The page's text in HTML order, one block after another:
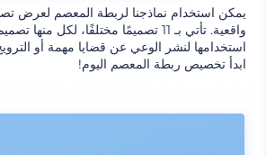
يمكن استخدام نماذجنا لربطة المعصم لعرض
واقعية. تأتي بـ 11 تصميمًا مختلفًا، لكل
استخدامها لنشر الوعي عن قضايا مهمة أو
ابدأ تخصيص ربطة المعصم اليوم!